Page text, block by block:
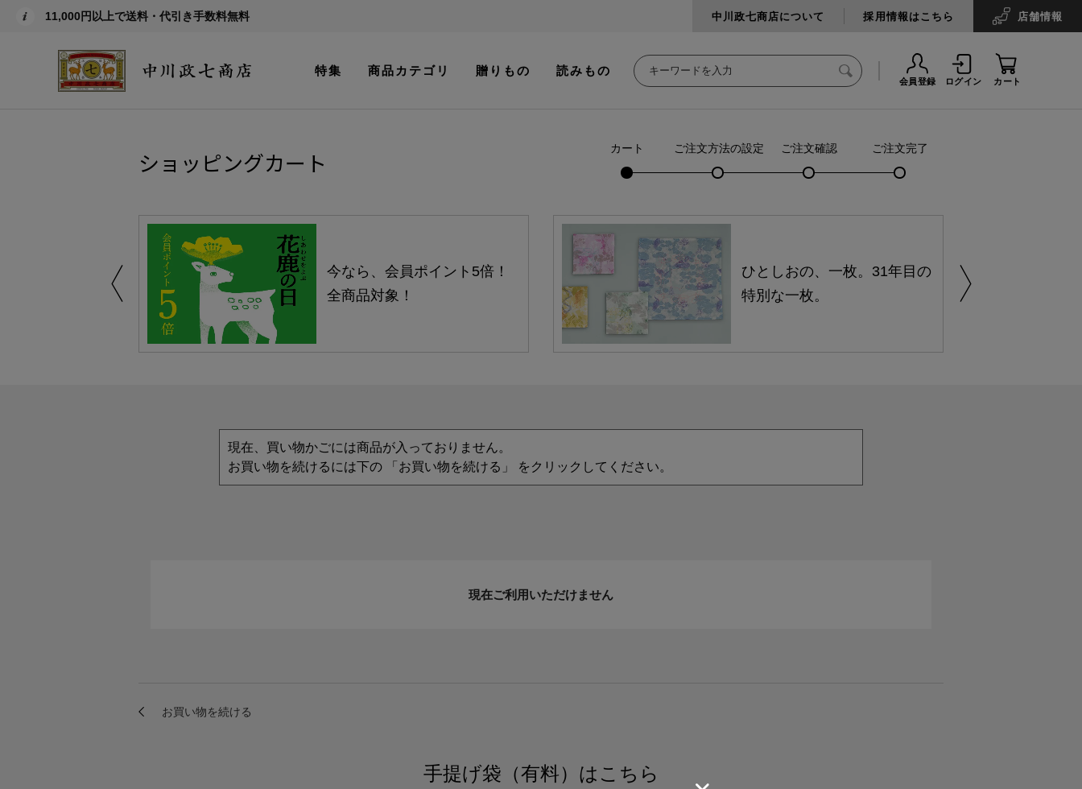
11,000円以上で送料・代引き手数料無料 中川政七商店について 採用情報はこちら 店舗情報
特集 商品カテゴリ 贈りもの 読みもの
会員登録 ログイン カート
ショッピングカート カート ご注文方法の設定 ご注文確認 ご注文完了
今なら、会員ポイント5倍！
全商品対象！
ひとしおの、一枚。31年目の
特別な一枚。
現在、買い物かごには商品が入っておりません。
お買い物を続けるには下の 「お買い物を続ける」 をクリックしてください。
現在ご利用いただけません
手提げ袋（有料）はこちら